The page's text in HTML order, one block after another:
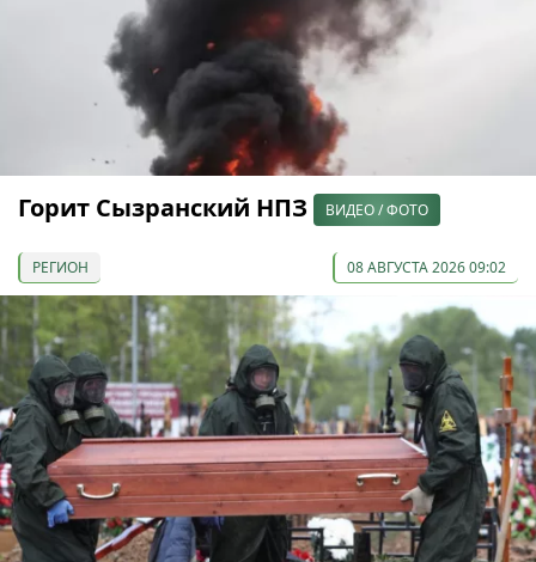
Горит Сызранский НПЗ ВИДЕО / ФОТО
РЕГИОН 08 АВГУСТА 2026 09:02